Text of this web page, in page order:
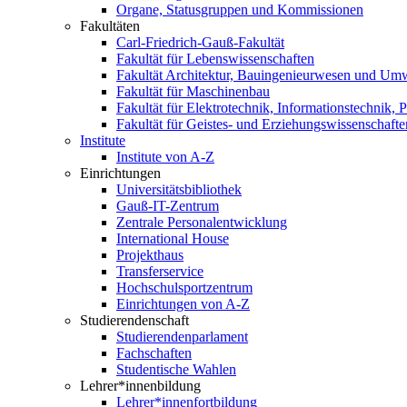
Organe, Statusgruppen und Kommissionen
Fakultäten
Carl-Friedrich-Gauß-Fakultät
Fakultät für Lebenswissenschaften
Fakultät Architektur, Bauingenieurwesen und
Fakultät für Maschinenbau
Fakultät für Elektrotechnik, Informationstechnik,
Fakultät für Geistes- und
Institute
Institute von A-Z
Einrichtungen
Universitätsbibliothek
Gauß-IT-Zentrum
Zentrale Personalentwicklung
International House
Projekthaus
Transferservice
Hochschulsportzentrum
Einrichtungen von A-Z
Studierendenschaft
Studierendenparlament
Fachschaften
Studentische Wahlen
Lehrer*innenbildung
Lehrer*innenfortbildung